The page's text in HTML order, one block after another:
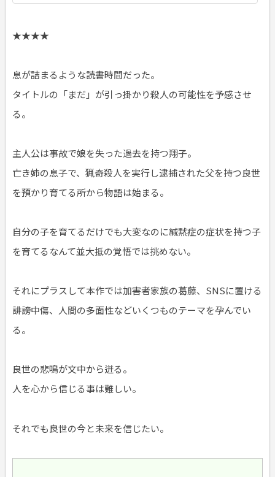
★★★★
息が詰まるような読書時間だった。
タイトルの「まだ」が引っ掛かり殺人の可能性を予感させ
る。
主人公は事故で娘を失った過去を持つ翔子。
亡き姉の息子で、猟奇殺人を実行し逮捕された父を持つ良世
を預かり育てる所から物語は始まる。
自分の子を育てるだけでも大変なのに緘黙症の症状を持つ子
を育てるなんて並大抵の覚悟では挑めない。
それにプラスして本作では加害者家族の葛藤、SNSに置ける
誹謗中傷、人間の多面性などいくつものテーマを孕んでい
る。
良世の悲鳴が文中から迸る。
人を心から信じる事は難しい。
それでも良世の今と未来を信じたい。